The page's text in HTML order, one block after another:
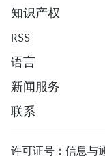
知识产权
RSS
语言
新闻服务
联系
许可证号：信息与